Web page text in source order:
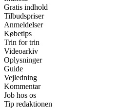
Gratis indhold
Tilbudspriser
Anmeldelser
Købetips
Trin for trin
Videoarkiv
Oplysninger
Guide
Vejledning
Kommentar
Job hos os
Tip redaktionen